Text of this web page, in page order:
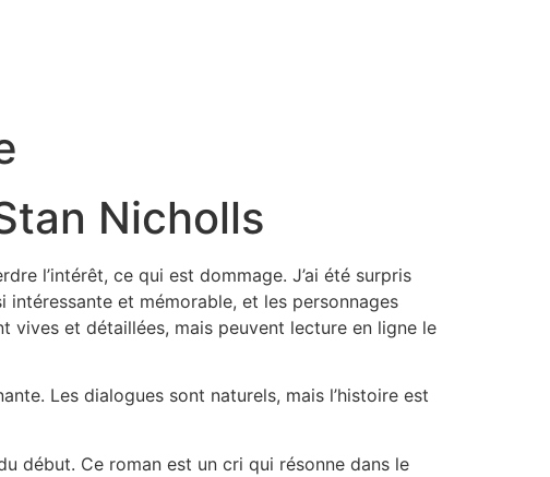
Nicholls
l’intérêt, ce qui est dommage. J’ai été surpris
intéressante et mémorable, et les personnages
et détaillées, mais peuvent lecture en ligne le
Les dialogues sont naturels, mais l’histoire est
début. Ce roman est un cri qui résonne dans le